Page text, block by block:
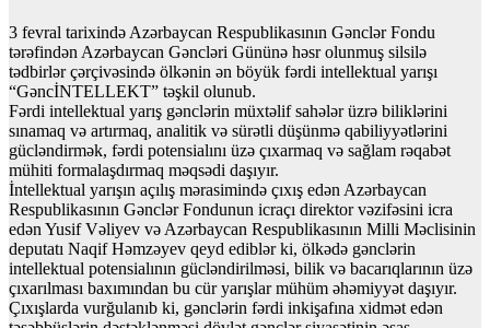
3 fevral tarixində Azərbaycan Respublikasının Gənclər Fondu
tərəfindən Azərbaycan Gəncləri Gününə həsr olunmuş silsilə
tədbirlər çərçivəsində ölkənin ən böyük fərdi intellektual yarışı
“GəncİNTELLEKT” təşkil olunub.
Fərdi intellektual yarış gənclərin müxtəlif sahələr üzrə biliklərini
sınamaq və artırmaq, analitik və sürətli düşünmə qabiliyyətlərini
gücləndirmək, fərdi potensialını üzə çıxarmaq və sağlam rəqabət
mühiti formalaşdırmaq məqsədi daşıyır.
İntellektual yarışın açılış mərasimində çıxış edən Azərbaycan
Respublikasının Gənclər Fondunun icraçı direktor vəzifəsini icra
edən Yusif Vəliyev və Azərbaycan Respublikasının Milli Məclisinin
deputatı Naqif Həmzəyev qeyd ediblər ki, ölkədə gənclərin
intellektual potensialının gücləndirilməsi, bilik və bacarıqlarının üzə
çıxarılması baxımından bu cür yarışlar mühüm əhəmiyyət daşıyır.
Çıxışlarda vurğulanıb ki, gənclərin fərdi inkişafına xidmət edən